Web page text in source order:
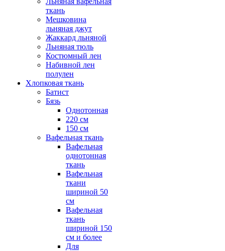
ткань
Мешковина
льняная джут
Жаккард льняной
Льняная тюль
Костюмный лен
Набивной лен
полулен
Хлопковая ткань
Батист
Бязь
Однотонная
220 см
150 см
Вафельная ткань
Вафельная
однотонная
ткань
Вафельная
ткани
шириной 50
см
Вафельная
ткань
шириной 150
см и более
Для